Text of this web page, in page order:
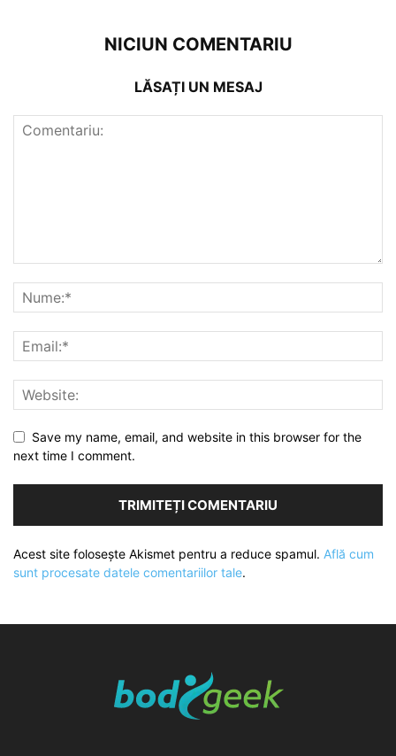
NICIUN COMENTARIU
LĂSAȚI UN MESAJ
Save my name, email, and website in this browser for the
next time I comment.
Acest site folosește Akismet pentru a reduce spamul. Află cum
sunt procesate datele comentariilor tale.